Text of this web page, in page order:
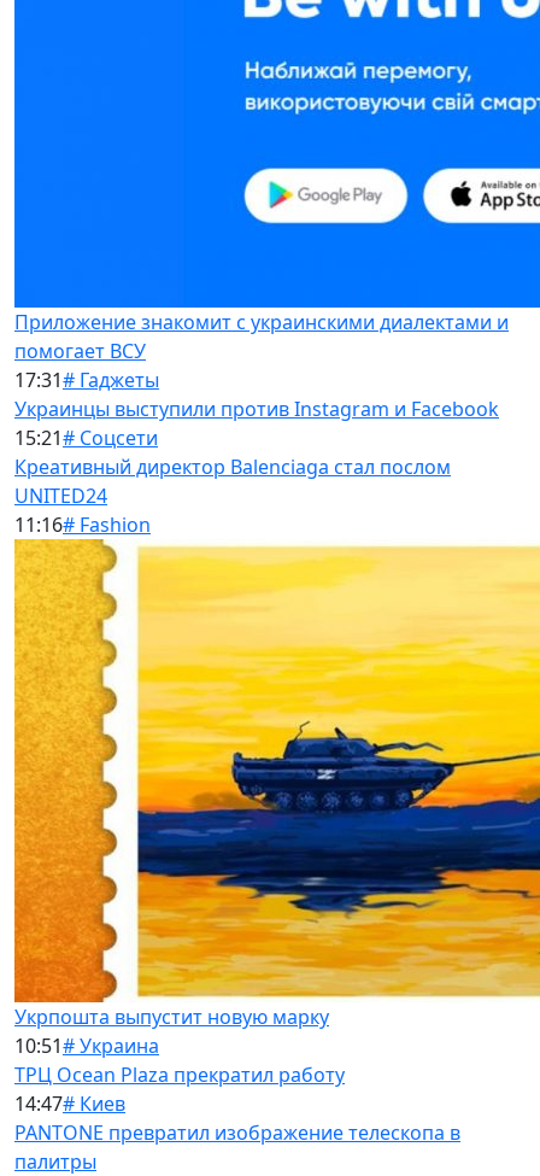
Приложение знакомит с украинскими диалектами и
помогает ВСУ
17:31# Гаджеты
Украинцы выступили против Instagram и Facebook
15:21# Соцсети
Креативный директор Balenciaga стал послом
UNITED24
11:16# Fashion
Укрпошта выпустит новую марку
10:51# Украина
ТРЦ Ocean Plaza прекратил работу
14:47# Киев
PANTONE превратил изображение телескопа в
палитры